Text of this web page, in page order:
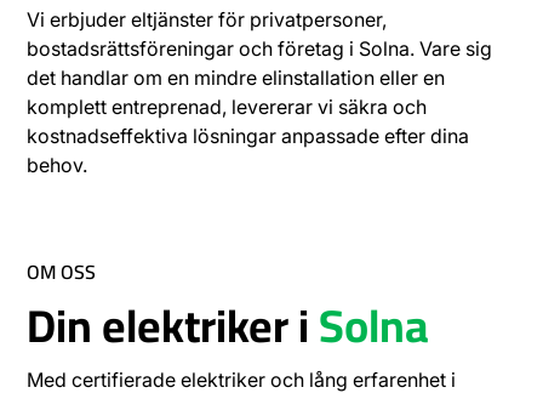
Vi erbjuder eltjänster för privatpersoner,
bostadsrättsföreningar och företag i Solna. Vare sig
det handlar om en mindre elinstallation eller en
komplett entreprenad, levererar vi säkra och
kostnadseffektiva lösningar anpassade efter dina
behov.
OM OSS
Din elektriker iSolna
Med certifierade elektriker och lång erfarenhet i